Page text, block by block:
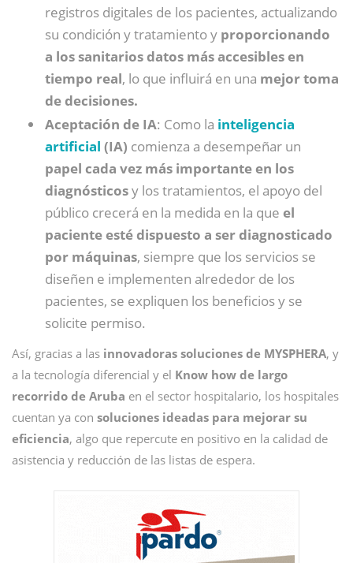
registros digitales de los pacientes, actualizando
su condición y tratamiento y proporcionando
a los sanitarios datos más accesibles en
tiempo real, lo que influirá en una mejor toma
de decisiones.
Aceptación de IA: Como la inteligencia
artificial (IA) comienza a desempeñar un
papel cada vez más importante en los
diagnósticosy los tratamientos, el apoyo del
público crecerá en la medida en la que el
paciente esté dispuesto a ser diagnosticado
por máquinas, siempre que los servicios se
diseñen e implementen alrededor de los
pacientes, se expliquen los beneficios y se
solicite permiso.
Así, gracias a las innovadoras soluciones de MYSPHERA, y
a la tecnología diferencial y el Know how de largo
recorrido de Aruba en el sector hospitalario, los hospitales
cuentan ya con soluciones ideadas para mejorar su
eficiencia, algo que repercute en positivo en la calidad de
asistencia y reducción de las listas de espera.